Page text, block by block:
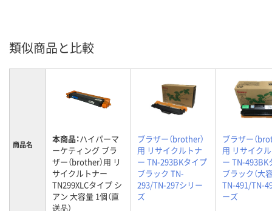
類似商品と比較
商品名 本商品：ハイパーマ
ーケティング ブラ
ザー（brother）用 リ
サイクルトナー
TN299XLCタイプ シ
アン 大容量 1個（直
送品）
ブラザー（brother）
用 リサイクルトナ
ー TN-293BKタイプ
ブラック TN-
293/TN-297シリー
ズ
ブラザー（
用 リサイク
ー TN-493BK
ブラック（大
TN-491/TN-
ーズ